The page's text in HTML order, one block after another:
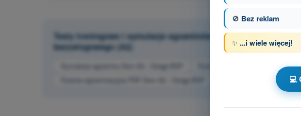
Testy treningowe i symulacje egzaminów z limitem czasowym
bezzałogowego (A2)
Symulacja egzaminu Dron A2 - Osiągi BSP
Pytania treningowe Dron A2 -
Pytania egzaminacyjne PDF Dron A2 - Osiągi BSP
🚫 Bez reklam
✨ ...i wiele więcej!
💻